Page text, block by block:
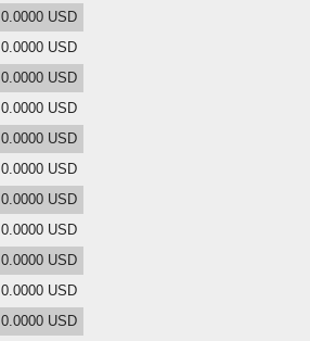
0.0000 USD
0.0000 USD
0.0000 USD
0.0000 USD
0.0000 USD
0.0000 USD
0.0000 USD
0.0000 USD
0.0000 USD
0.0000 USD
0.0000 USD